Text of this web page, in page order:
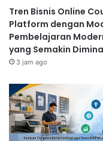
Tren Bisnis Online
Platform dengan
Pembelajaran
yang Semakin
3 jam ago